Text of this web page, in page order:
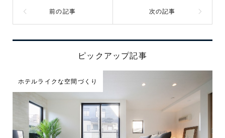
ピックアップ記事
ホテルライクな空間づくり